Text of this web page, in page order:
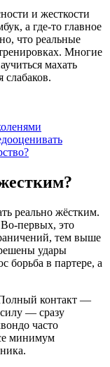
и жесткости
а где-то главное
что реальные
Многие
махать
слабаков.
реально жёстким.
Во-первых, это
тем выше
удары
борьба в партере, а
Полный контакт —
— сразу
часто
минимум